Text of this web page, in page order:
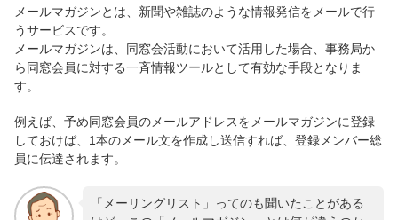
メールマガジンとは、新聞や雑誌のような情報発信をメールで行
うサービスです。
メールマガジンは、同窓会活動において活用した場合、事務局か
ら同窓会員に対する一斉情報ツールとして有効な手段となりま
す。
例えば、予め同窓会員のメールアドレスをメールマガジンに登録
しておけば、1本のメール文を作成し送信すれば、登録メンバー総
員に伝達されます。
「メーリングリスト」ってのも聞いたことがある